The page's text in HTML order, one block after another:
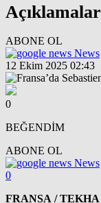
Açıklamalar
ABONE OL
News
12 Ekim 2025 02:43
0
BEĞENDİM
ABONE OL
News
0
FRANSA / TEKHA